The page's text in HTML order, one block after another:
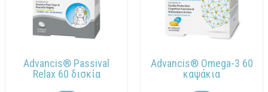
Advancis® Passival
Relax 60 δισκία
Advancis® Omega-3 60
καψάκια